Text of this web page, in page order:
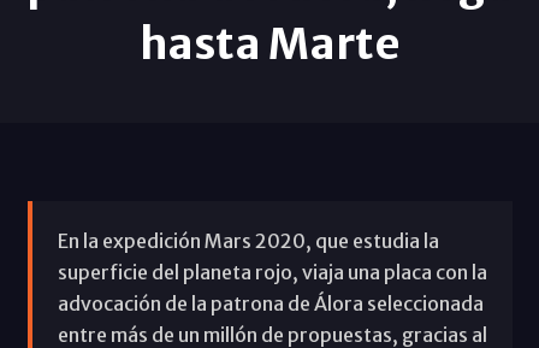
hasta Marte
En la expedición Mars 2020, que estudia la
superficie del planeta rojo, viaja una placa con la
advocación de la patrona de Álora seleccionada
entre más de un millón de propuestas, gracias al